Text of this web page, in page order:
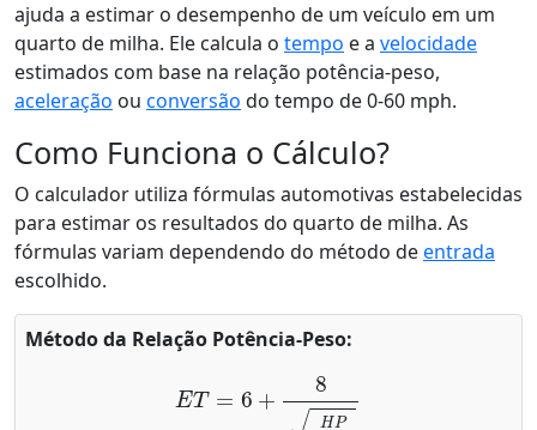
ajuda a estimar o desempenho de um veículo em um
quarto de milha. Ele calcula o tempo e a velocidade
estimados com base na relação potência-peso,
aceleração ou conversão do tempo de 0-60 mph.
Como Funciona o Cálculo?
O calculador utiliza fórmulas automotivas estabelecidas
para estimar os resultados do quarto de milha. As
fórmulas variam dependendo do método deentrada
escolhido.
Método da Relação Potência-Peso:
es